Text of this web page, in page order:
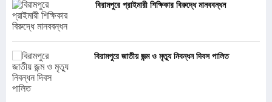
বিরামপুরে প্রাইমারী শিক্ষিকার বিরুদ্ধে মানববন্ধন
বিরামপুরে জাতীয় জন্ম ও মৃত্যু নিবন্ধন দিবস পালিত